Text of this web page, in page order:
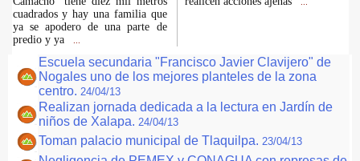
cuadrados y hay una familia que
ya se apodero de una parte de
predio y ya
Escuela secundaria "Francisco Javier Clavijero" de
Nogales uno de los mejores planteles de la zona
centro. 24/04/13
Realizan jornada dedicada a la lectura en Jardín de
niños de Xalapa. 24/04/13
Toman palacio municipal de Tlaquilpa. 23/04/13